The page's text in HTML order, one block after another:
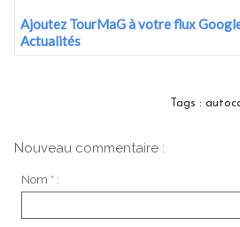
Ajoutez TourMaG à votre flux
Actualités
Tags :
Nouveau commentaire :
Nom * :